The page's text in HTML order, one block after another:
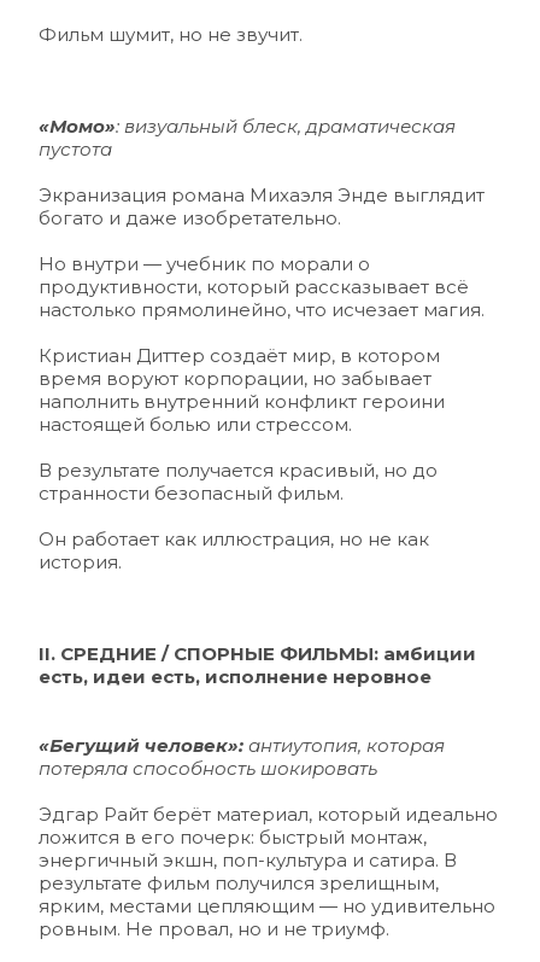
Фильм шумит, но не звучит.
«Момо»: визуальный блеск, драматическая
пустота
Экранизация романа Михаэля Энде выглядит
богато и даже изобретательно.
Но внутри — учебник по морали о
продуктивности, который рассказывает всё
настолько прямолинейно, что исчезает магия.
Кристиан Диттер создаёт мир, в котором
время воруют корпорации, но забывает
наполнить внутренний конфликт героини
настоящей болью или стрессом.
В результате получается красивый, но до
странности безопасный фильм.
Он работает как иллюстрация, но не как
история.
II. СРЕДНИЕ / СПОРНЫЕ ФИЛЬМЫ: амбиции
есть, идеи есть, исполнение неровное
«Бегущий человек»: антиутопия, которая
потеряла способность шокировать
Эдгар Райт берёт материал, который идеально
ложится в его почерк: быстрый монтаж,
энергичный экшн, поп-культура и сатира. В
результате фильм получился зрелищным,
ярким, местами цепляющим — но удивительно
ровным. Не провал, но и не триумф.